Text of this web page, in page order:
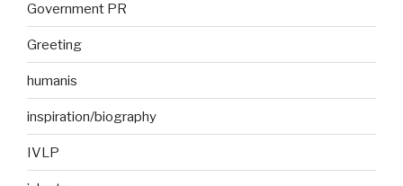
Government PR
Greeting
humanis
inspiration/biography
IVLP